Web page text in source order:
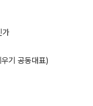
가
기 공동대표)